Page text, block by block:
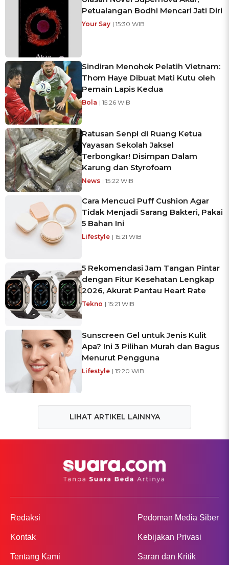
Petualangan Bodhi Mencari Jati Diri
Your Say | 15:30 WIB
Sindiran Menohok Pelatih Vietnam:
Thom Haye Dibuat Mati Kutu oleh
Pemain Lapis Kedua
Bola | 15:26 WIB
Ratusan Senpi di Ruang Ketua
Yayasan Sekolah Jaksel
Terbongkar! Disimpan Dalam
Karung dan Styrofoam
News | 15:22 WIB
Cara Mencuci Puff Cushion Agar
Tidak Menjadi Sarang Bakteri, Pakai
5 Bahan Ini
Lifestyle | 15:21 WIB
5 Rekomendasi Jam Tangan Pintar
dengan Fitur Kesehatan Lengkap
2026, Akurat Pantau Heart Rate
Tekno | 15:21 WIB
Sunscreen Gel untuk Jenis Kulit
Apa? Ini 3 Pilihan Murah dan Bagus
Menurut Pengguna
Lifestyle | 15:20 WIB
LIHAT ARTIKEL LAINNYA
Redaksi
Kontak
Tentang Kami
Pedoman Media Siber
Kebijakan Privasi
Saran dan Kritik